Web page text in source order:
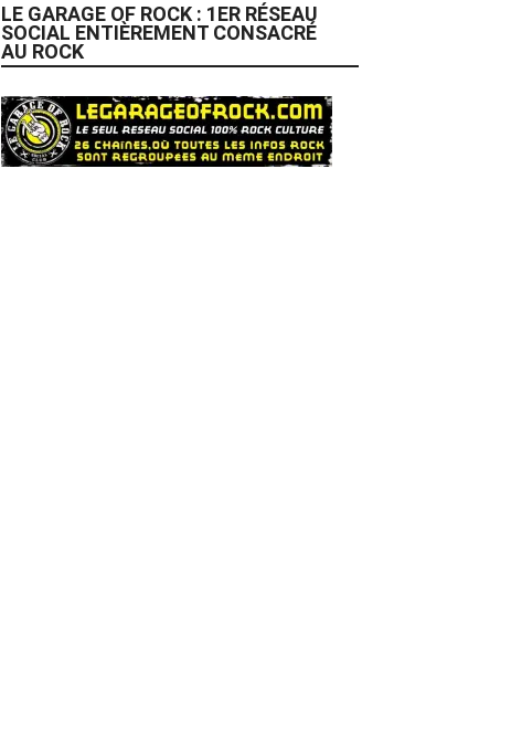
LE GARAGE OF ROCK : 1ER RÉSEAU
SOCIAL ENTIÈREMENT CONSACRÉ
AU ROCK